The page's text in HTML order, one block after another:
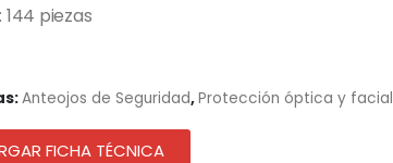
piezas
Anteojos de Seguridad,Protección óptica y facial
FICHA TÉCNICA